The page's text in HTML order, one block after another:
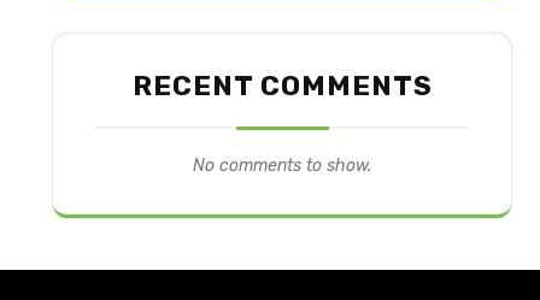
RECENT COMMENTS
No comments to show.